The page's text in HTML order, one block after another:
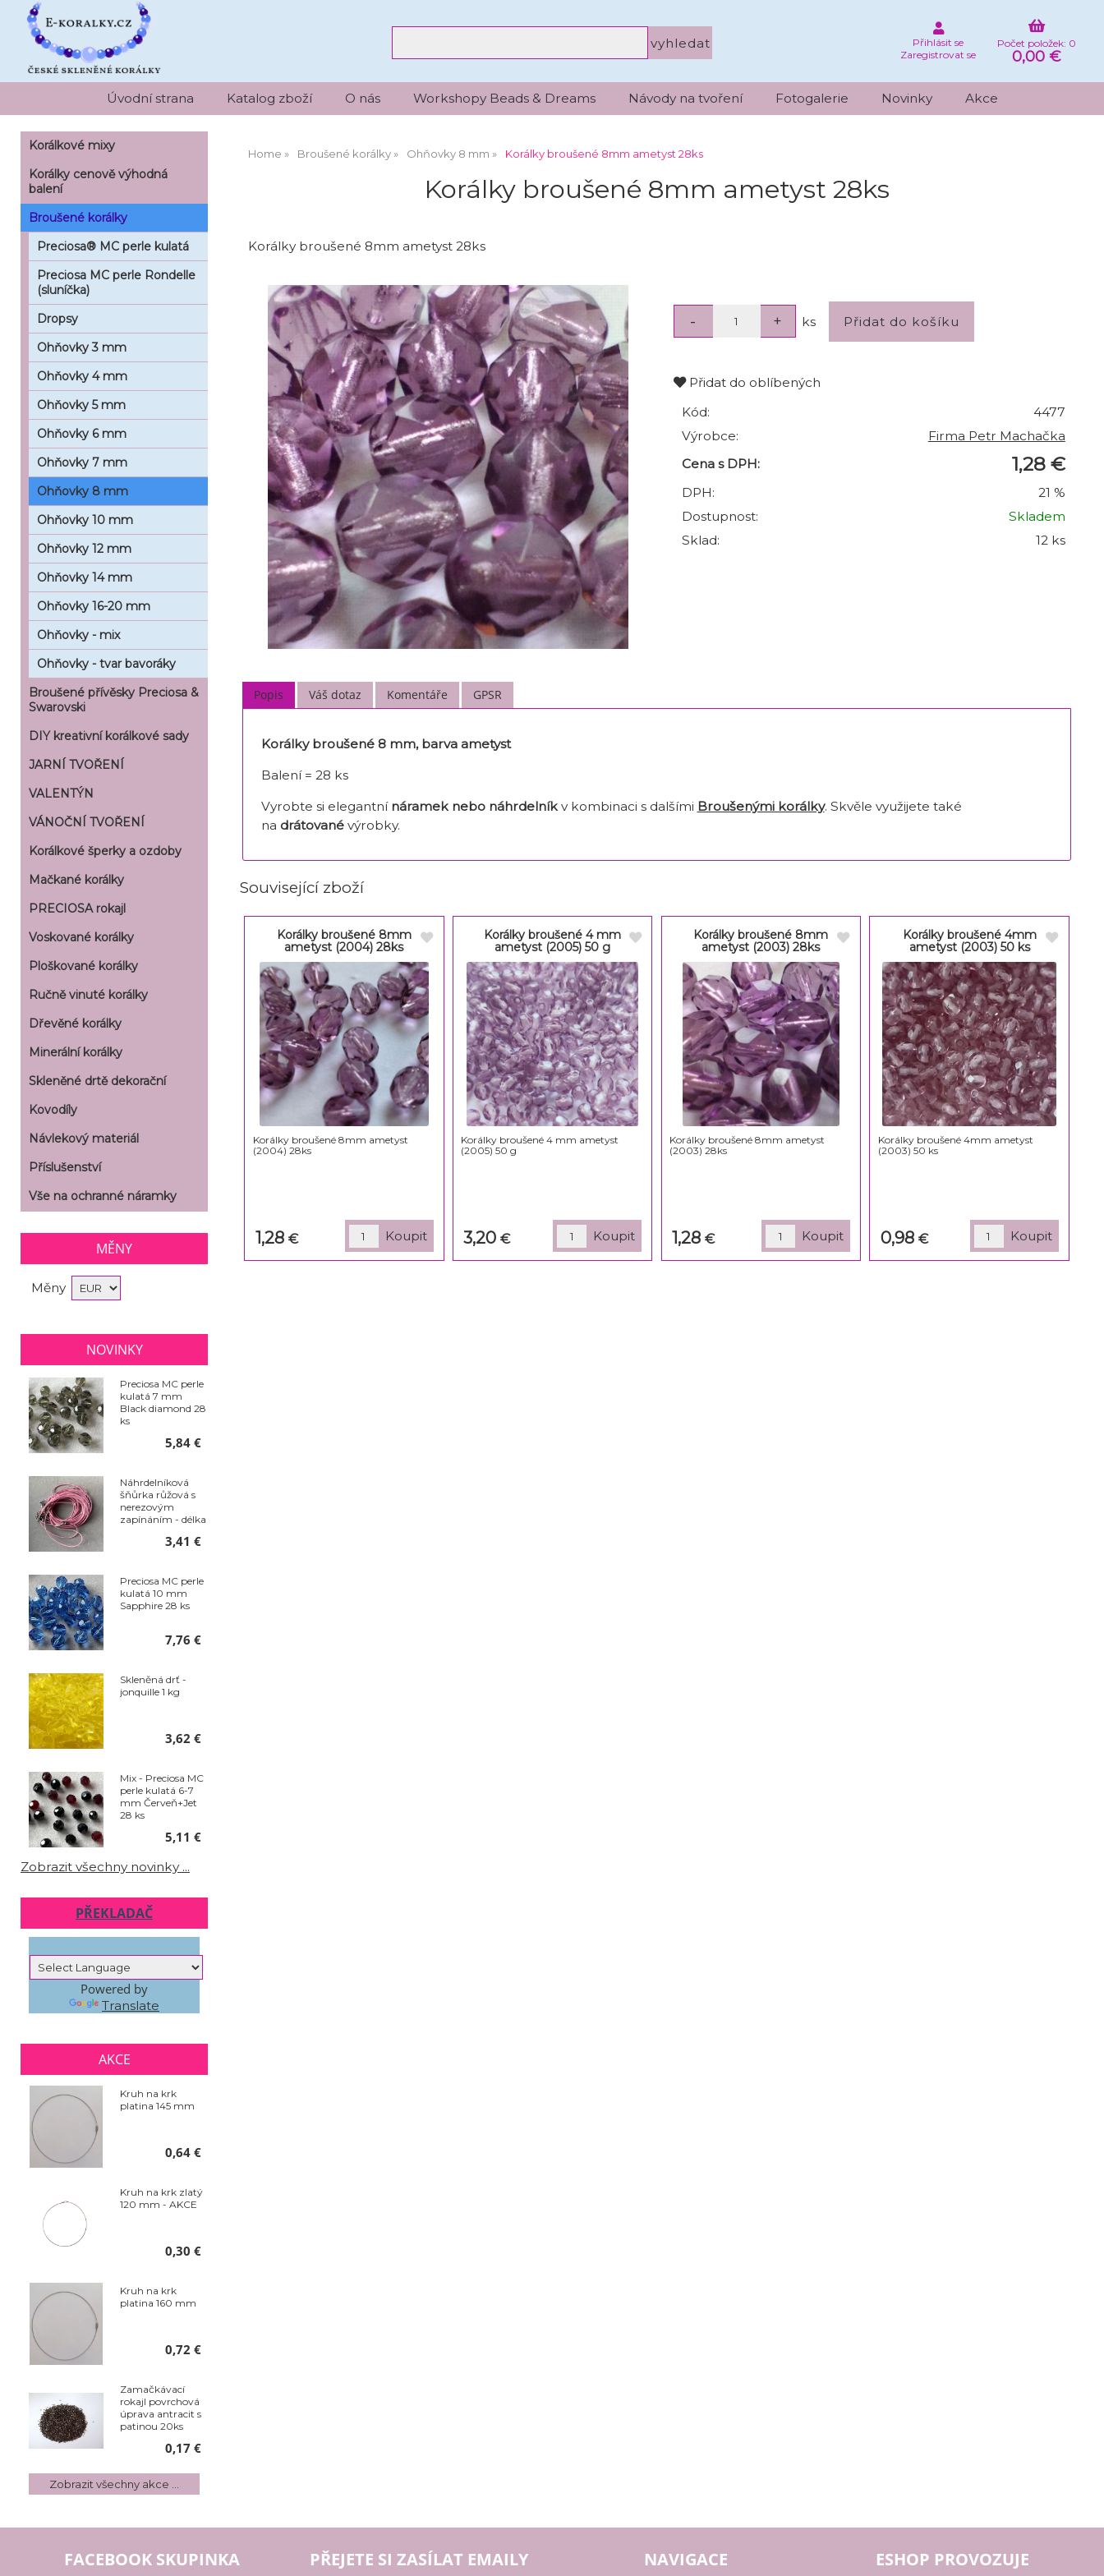
Počet položek: 0
0,00 €
Přihlásit se
Zaregistrovat se
Úvodní strana Katalog zboží O nás Workshopy Beads & Dreams Návody na tvoření Fotogalerie Novinky Akce
Home Broušené korálky Ohňovky 8 mm Korálky broušené 8mm ametyst 28ks
Korálky broušené 8mm ametyst 28ks
Korálky broušené 8mm ametyst 28ks
ks
Přidat do oblíbených
Kód:
4477
Výrobce:
Firma Petr Machačka
Cena s DPH:
1,28 €
DPH:
21 %
Dostupnost:
Skladem
Sklad:
12 ks
Popis Váš dotaz Komentáře GPSR
Korálky broušené 8 mm, barva ametyst
Balení = 28 ks
Vyrobte si elegantnínáramek nebo náhrdelníkv kombinaci s dalšími Broušenými korálky. Skvěle využijete také
na drátovanévýrobky.
Související zboží
Korálky broušené 8mm
ametyst (2004) 28ks
Korálky broušené 8mm ametyst
(2004) 28ks
1,28 €
Korálky broušené 4 mm
ametyst (2005) 50 g
Korálky broušené 4 mm ametyst
(2005) 50 g
3,20€
Korálky broušené 8mm
ametyst (2003) 28ks
Korálky broušené 8mm ametyst
(2003) 28ks
1,28€
Korálky broušené 4mm
ametyst (2003) 50 ks
Korálky broušené 4mm ametyst
(2003) 50 ks
0,98 €
Korálkové mixy
Korálky cenově výhodná
balení
Broušené korálky
Preciosa® MC perle kulatá
Preciosa MC perle Rondelle
(sluníčka)
Dropsy
Ohňovky 3 mm
Ohňovky 4 mm
Ohňovky 5 mm
Ohňovky 6 mm
Ohňovky 7 mm
Ohňovky 8 mm
Ohňovky 10 mm
Ohňovky 12 mm
Ohňovky 14 mm
Ohňovky 16-20 mm
Ohňovky - mix
Ohňovky - tvar bavoráky
Broušené přívěsky Preciosa &
Swarovski
DIY kreativní korálkové sady
JARNÍ TVOŘENÍ
VALENTÝN
VÁNOČNÍ TVOŘENÍ
Korálkové šperky a ozdoby
Mačkané korálky
PRECIOSA rokajl
Voskované korálky
Ploškované korálky
Ručně vinuté korálky
Dřevěné korálky
Minerální korálky
Skleněné drtě dekorační
Kovodíly
Návlekový materiál
Příslušenství
Vše na ochranné náramky
MĚNY
Měny
NOVINKY
Preciosa MC perle
kulatá 7 mm
Black diamond 28
ks
5,84 €
Náhrdelníková
šňůrka růžová s
nerezovým
zapínáním - délka
3,41 €
Preciosa MC perle
kulatá 10 mm
Sapphire 28 ks
7,76 €
Skleněná drť -
jonquille 1 kg
3,62 €
Mix - Preciosa MC
perle kulatá 6-7
mm Červeň+Jet
28 ks
5,11 €
Zobrazit všechny novinky ...
PŘEKLADAČ
Powered by
Translate
AKCE
Kruh na krk
platina 145 mm
0,64 €
Kruh na krk zlatý
120 mm - AKCE
0,30 €
Kruh na krk
platina 160 mm
0,72 €
Zamačkávací
rokajl povrchová
úprava antracit s
patinou 20ks
0,17 €
Zobrazit všechny akce ...
FACEBOOK SKUPINKA
PŘEJETE SI ZASÍLAT EMAILY
NAVIGACE ESHOP PROVOZUJE